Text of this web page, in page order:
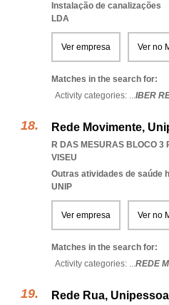
Instalação de canalizações
LDA
Ver empresa Ver no
Matches in the search for:
Activity categories: ...IBER
Rede Movimente,
R DAS MESURAS BLOCO 3
VISEU
Outras atividades de saúde
UNIP
Ver empresa Ver no
Matches in the search for:
Activity categories: ...REDE
Rede Rua,